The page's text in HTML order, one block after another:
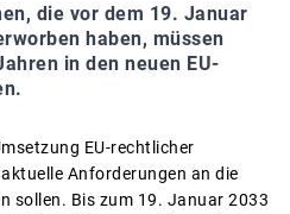
die vor dem 19. Januar
haben, müssen
in den neuen EU-
EU-rechtlicher
Anforderungen an die
sollen. Bis zum 19. Januar 2033